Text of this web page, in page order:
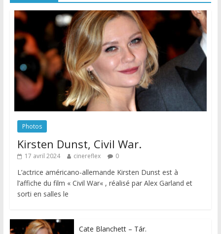
Photos
Kirsten Dunst, Civil War.
17 avril 2024 cinereflex 0
L’actrice américano-allemande Kirsten Dunst est à
l’affiche du film « Civil War« , réalisé par Alex Garland et
sorti en salles le
Cate Blanchett – Tár.